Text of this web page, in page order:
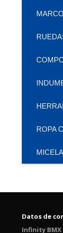
ROPA
Datos de
Infinity BMX